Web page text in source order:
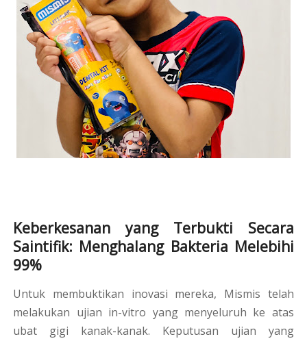
Keberkesanan yang Terbukti Secara
Saintifik: Menghalang Bakteria Melebihi
99%
Untuk membuktikan inovasi mereka, Mismis telah
melakukan ujian in-vitro yang menyeluruh ke atas
ubat gigi kanak-kanak. Keputusan ujian yang